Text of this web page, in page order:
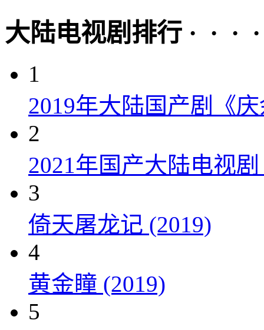
大陆电视剧排行 · · ·
1
2019年大陆国产剧《
2
2021年国产大陆电视
3
倚天屠龙记 (2019)
4
黄金瞳 (2019)
5